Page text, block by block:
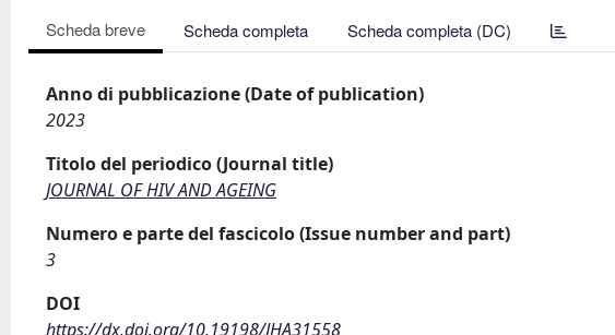
Scheda breve Scheda completa Scheda completa (DC)
Anno di pubblicazione (Date of publication)
2023
Titolo del periodico (Journal title)
JOURNAL OF HIV AND AGEING
Numero e parte del fascicolo (Issue number and part)
3
DOI
https://dx.doi.org/10.19198/JHA31558